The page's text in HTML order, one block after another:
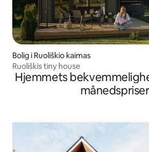
Bolig i Ruoliškio kaimas
Ruoliškis tiny house
Hjemmets
månedspriser